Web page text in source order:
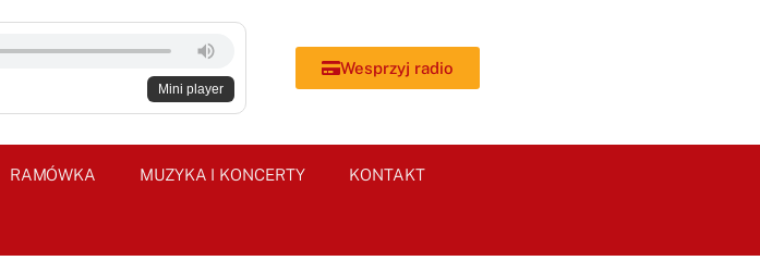
Mini player
Wesprzyj radio
RAMÓWKA MUZYKA I KONCERTY KONTAKT